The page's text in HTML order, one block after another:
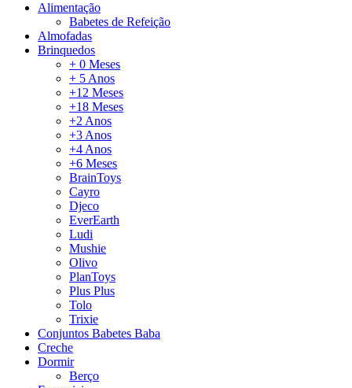
Alimentação
Babetes de Refeição
Almofadas
Brinquedos
+ 0 Meses
+ 5 Anos
+12 Meses
+18 Meses
+2 Anos
+3 Anos
+4 Anos
+6 Meses
BrainToys
Cayro
Djeco
EverEarth
Ludi
Mushie
Olivo
PlanToys
Plus Plus
Tolo
Trixie
Conjuntos Babetes Baba
Creche
Dormir
Berço